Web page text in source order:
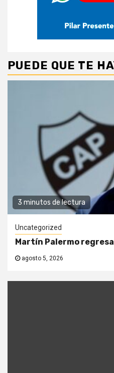
PUEDE QUE TE
3 minutos de lectura
Uncategorized
Martín Palermo
agosto 5, 2026